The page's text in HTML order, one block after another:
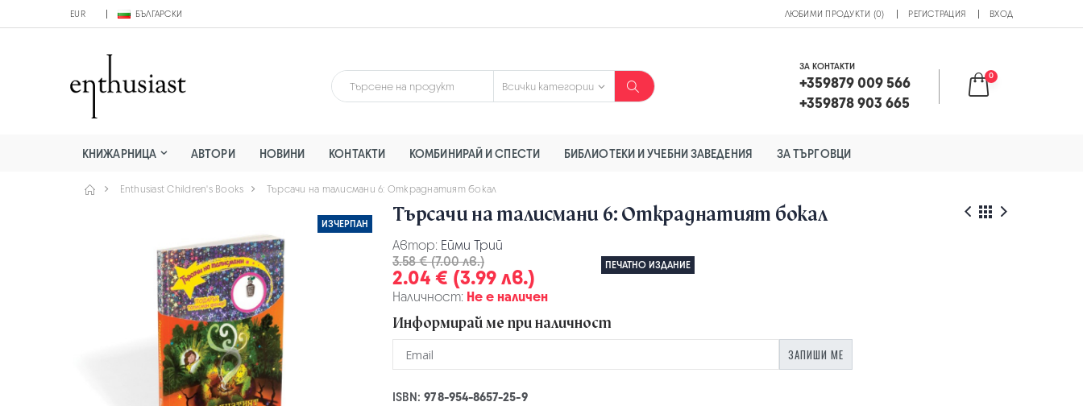
EUR БЪЛГАРСКИ ЛЮБИМИ ПРОДУКТИ (0) РЕГИСТРАЦИЯ ВХОД
ЗА КОНТАКТИ
+359879 009 566
+359878 903 665
0
КНИЖАРНИЦА АВТОРИ НОВИНИ КОНТАКТИ КОМБИНИРАЙ И СПЕСТИ БИБЛИОТЕКИ И УЧЕБНИ ЗАВЕДЕНИЯ ЗА ТЪРГОВЦИ
Enthusiast Children's Books Търсачи на талисмани 6: Откраднатият бокал
ИЗЧЕРПАН Търсачи на талисмани 6: Откраднатият бокал
Автор: Ейми Трий
3.58 € (7.00 лв.)
2.04 € (3.99 лв.) ПЕЧАТНО ИЗДАНИЕ
Наличност: Не е наличен
Информирай ме при наличност
ЗАПИШИ МЕ
ISBN:978-954-8657-25-9